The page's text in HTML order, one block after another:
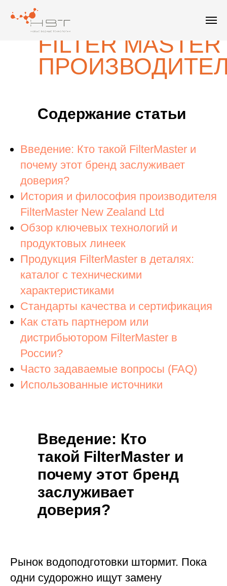
FILTER MASTER
Содержание статьи
Введение: Кто такой FilterMaster и
почему этот бренд заслуживает
доверия?
История и философия производителя
FilterMaster New Zealand Ltd
Обзор ключевых технологий и
продуктовых линеек
Продукция FilterMaster в деталях:
каталог с техническими
характеристиками
Стандарты качества и сертификация
Как стать партнером или
дистрибьютором FilterMaster в
России?
Часто задаваемые вопросы (FAQ)
Использованные источники
Введение: Кто
такой FilterMaster и
почему этот бренд
заслуживает
доверия?
Рынок водоподготовки штормит. Пока
одни судорожно ищут замену